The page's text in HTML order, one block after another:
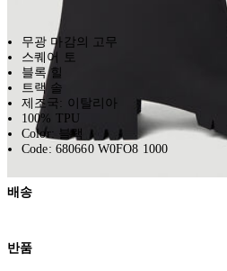
무광 마감의 고무
스퀘어 토
블록 힐
트랙 솔
제조국: 이탈리아
100% TPU
Color: 블랙
Code: 680660 W0FO8 1000
배송
고객님의 위치에 따라 일반 배송과 익
반품